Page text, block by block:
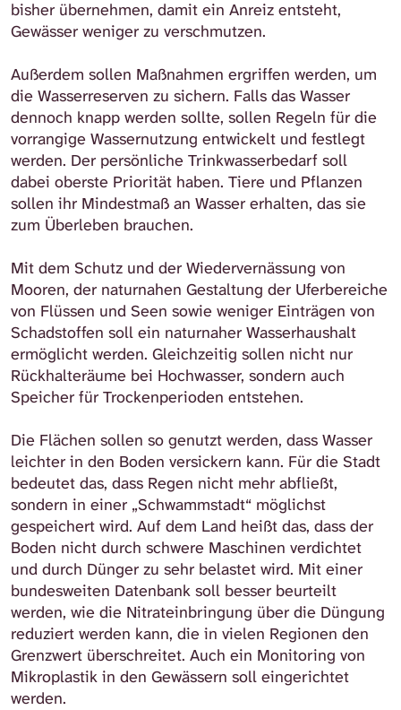
bisher übernehmen, damit ein Anreiz entsteht,
Gewässer weniger zu verschmutzen.
Außerdem sollen Maßnahmen ergriffen werden, um
die Wasserreserven zu sichern. Falls das Wasser
dennoch knapp werden sollte, sollen Regeln für die
vorrangige Wassernutzung entwickelt und festlegt
werden. Der persönliche Trinkwasserbedarf soll
dabei oberste Priorität haben. Tiere und Pflanzen
sollen ihr Mindestmaß an Wasser erhalten, das sie
zum Überleben brauchen.
Mit dem Schutz und der Wiedervernässung von
Mooren, der naturnahen Gestaltung der Uferbereiche
von Flüssen und Seen sowie weniger Einträgen von
Schadstoffen soll ein naturnaher Wasserhaushalt
ermöglicht werden. Gleichzeitig sollen nicht nur
Rückhalteräume bei Hochwasser, sondern auch
Speicher für Trockenperioden entstehen.
Die Flächen sollen so genutzt werden, dass Wasser
leichter in den Boden versickern kann. Für die Stadt
bedeutet das, dass Regen nicht mehr abfließt,
sondern in einer „Schwammstadt“ möglichst
gespeichert wird. Auf dem Land heißt das, dass der
Boden nicht durch schwere Maschinen verdichtet
und durch Dünger zu sehr belastet wird. Mit einer
bundesweiten Datenbank soll besser beurteilt
werden, wie die Nitrateinbringung über die Düngung
reduziert werden kann, die in vielen Regionen den
Grenzwert überschreitet. Auch ein Monitoring von
Mikroplastik in den Gewässern soll eingerichtet
werden.